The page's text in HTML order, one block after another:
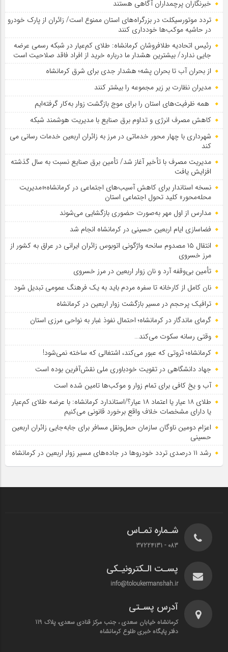
خبرنگاران پرچمداران آگاهی هستند
تردد موتورسیکلت در بزرگراه‌های استان ممنوع است/ زائران از پارک خودرو
در حاشیه موکب‌ها خودداری کنند
رئیس اتحادیه طلافروشان کرمانشاه: طلای کم‌عیار در شبکه رسمی عرضه
جایی ندارد/ بیشترین هشدار ما درباره خرید از افراد فاقد صلاحیت است
از بحران آب تا بحران پشه؛ هشدار جدی برای شرق کرمانشاه
مدیران نظارت بر زیر مجموعه را بیشتر کنند
همه ظرفیت‌های استان را برای موج بازگشت زوار به‌کار گرفته‌ایم
کاهش مصرف انرژی و تداوم برق صنایع با مدیریت هوشمند شبکه
شهرداری با چهار محور خدماتی در مرز به زائران اربعین خدمات رسانی می
کند
مدیریت مصرف با تأخیر آغاز شد/ تأمین برق صنایع نسبت به سال گذشته
افزایش یافت
نسخه استاندار برای کاهش آسیب‌های اجتماعی در کرمانشاه؛«مدیریت
محله‌محور» کلید تحول اجتماعی استان
مدارس از اول مهر به‌صورت حضوری بازگشایی می‌شوند
فضاسازی ایام اربعین حسینی در کرمانشاه انجام شد
انتقال ۱۵ مصدوم سانحه واژگونی اتوبوس زائران ایرانی در عراق به کشور از
مرز خسروی
تأمین بی‌وقفه آرد و نان زوار اربعین در مرز خسروی
نان کامل از کارخانه تا سفره مردم باید به یک فرهنگ عمومی تبدیل شود
ترافیک پرحجم در مسیر بازگشت زوار اربعین در کرمانشاه
گرمای ماندگار در کرمانشاه؛ احتمال نفوذ غبار به نواحی مرزی استان
وقتی رسانه سکوت می‌کند…
کرمانشاه؛ ثروتی که عبور می‌کند، اشتغالی که ساخته نمی‌شود!
جهاد دانشگاهی در تقویت خودباوری ملی نقش‌آفرین بوده است
آب و یخ کافی برای تمام زوار و موکب‌ها تامین شده است
طلای ۱۸ عیار یا اعتماد ۱۸ عیار؟/استاندارد کرمانشاه: با عرضه طلای کم‌عیار
یا دارای مشخصات خلاف واقع برخورد قانونی می‌کنیم
اعزام دومین ناوگان سازمان حمل‌ونقل مسافر برای جابه‌جایی زائران اربعین
حسینی
رشد ۱۱ درصدی تردد خودروها در جاده‌های مسیر زوار اربعین در کرمانشاه
شـماره تمـاس
083 - 37224131
پسـت الـکترونیـکی
info@toloukermanshah.ir
آدرس پسـتی
کرمانشاه خیابان سعدی ، جنب مرکز قنادی سعدی، پلاک 119
دفتر پایگاه خبری طلوع کرمانشاه